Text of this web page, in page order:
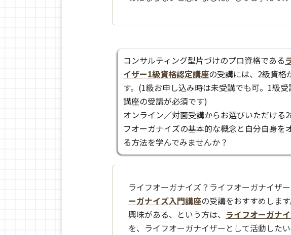
コンサルティング型片づけのプロ資格である
イザー1級資格認定講座の受講には、2級資格
す。(1級お申し込み時は未受講でも可。1級
講座の受講が必須です)
オンライン／対面受講からお選びいただける
フオーガナイズの基本的な概念と自分自身を
る方法を学んでみませんか？
ライフオーガナイズ？ライフオーガナイザ
ーガナイズ入門講座の受講をおすすめしま
興味がある、という方は、 ライフオーガナ
を、ライフオーガナイザーとして活動した